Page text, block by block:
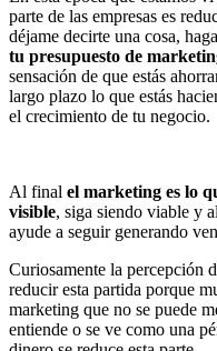
parte de las empresas es
déjame decirte una cosa,
tu presupuesto de
sensación de que estás
largo plazo lo que estás
el crecimiento de tu negocio.
Al final el marketing es lo
visible, siga siendo viable y
ayude a seguir generando
Curiosamente la percepción
reducir esta partida porque
marketing que no se puede
entiende o se ve como una